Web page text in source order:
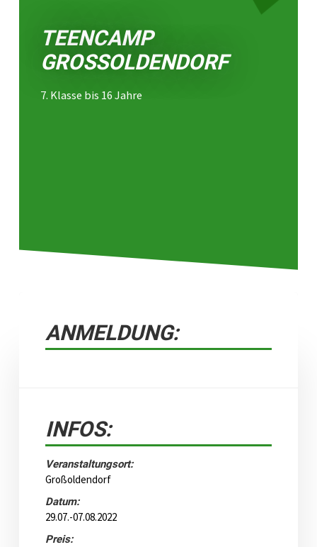
TEENCAMP
GROSSOLDENDORF
7. Klasse bis 16 Jahre
ANMELDUNG:
INFOS:
Veranstaltungsort:
Großoldendorf
Datum:
29.07.-07.08.2022
Preis: